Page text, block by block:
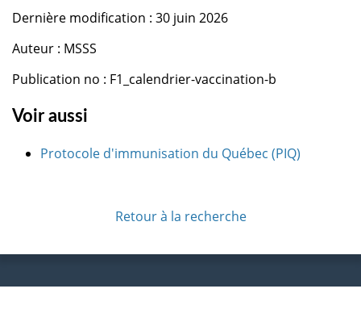
Dernière modification : 30 juin 2026
Auteur : MSSS
Publication no : F1_calendrier-vaccination-b
Voir aussi
Protocole d'immunisation du Québec (PIQ)
Retour à la recherche